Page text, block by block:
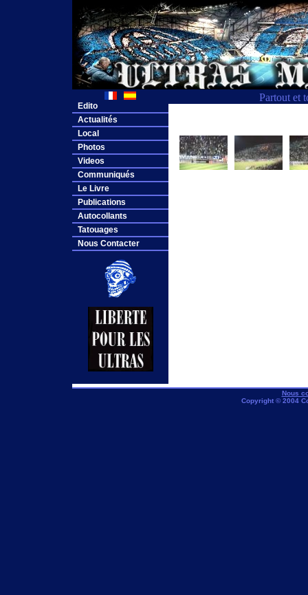
Partout et
Edito
Actualités
Local
Photos
Videos
Communiqués
Le Livre
Publications
Autocollants
Tatouages
Nous Contacter
Nous
Copyright © 2004